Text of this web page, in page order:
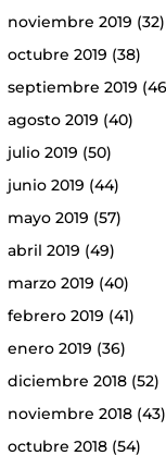
noviembre 2019 (32)
octubre 2019 (38)
septiembre 2019
agosto 2019 (40)
julio 2019 (50)
junio 2019 (44)
mayo 2019 (57)
abril 2019 (49)
marzo 2019 (40)
febrero 2019 (41)
enero 2019 (36)
diciembre 2018(52)
noviembre 2018(43)
octubre 2018(54)